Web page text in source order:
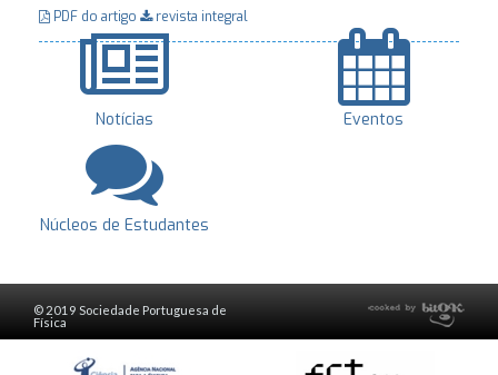
PDF do artigo
revista integral
Notícias Eventos
Núcleos de Estudantes
© 2019 Sociedade Portuguesa de
Física